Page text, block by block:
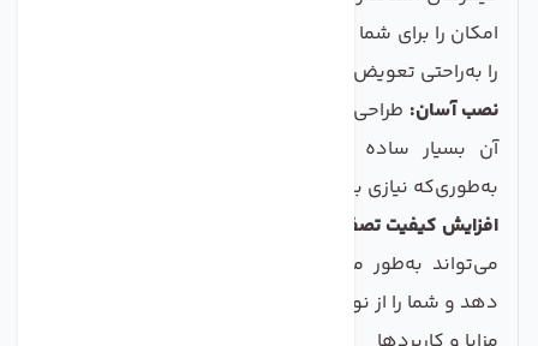
امکان را برای شما فراهم می‌کند که در صورت نیاز، فیلترها
را به‌راحتی تعویض کنید.
نصب آسان: طراحی این محصول به گونه‌ای است که نصب
آن بسیار ساده و در مدت کوتاهی انجام می‌شود؛
به‌طوری‌که نیازی به استفاده از ابزار خاصی نیست.
افزایش کیفیت تصفیه آب:
می‌تواند به‌طور محسوس کیفیت آب خروجی را افزایش
دهد و شما را از نوشیدن آب آلوده و ناپاک نجات دهد.